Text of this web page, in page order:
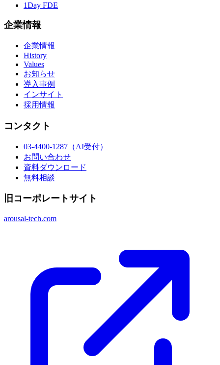
1Day FDE
企業情報
企業情報
History
Values
お知らせ
導入事例
インサイト
採用情報
コンタクト
03-4400-1287 （AI受付）
お問い合わせ
資料ダウンロード
無料相談
旧コーポレートサイト
arousal-tech.com